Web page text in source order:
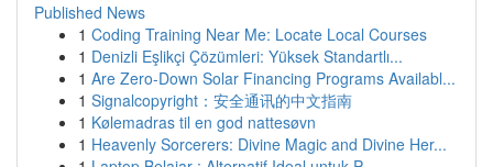
Published News
1 Coding Training Near Me: Locate Local Courses
1 Denizli Eşlikçi Çözümleri: Yüksek Standartlı...
1 Are Zero-Down Solar Financing Programs Availabl...
1 Signalcopyright：安全通讯的中文指南
1 Kølemadras til en god nattesøvn
1 Heavenly Sorcerers: Divine Magic and Divine Her...